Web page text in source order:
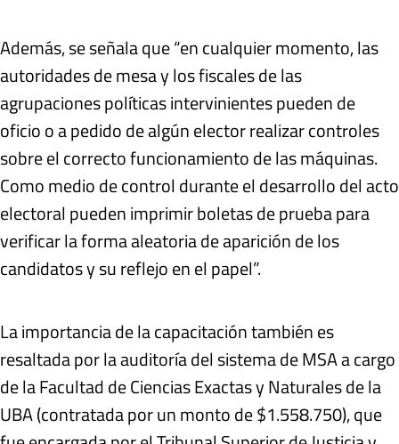
Además, se señala que “en cualquier momento, las
autoridades de mesa y los fiscales de las
agrupaciones políticas intervinientes pueden de
oficio o a pedido de algún elector realizar controles
sobre el correcto funcionamiento de las máquinas.
Como medio de control durante el desarrollo del acto
electoral pueden imprimir boletas de prueba para
verificar la forma aleatoria de aparición de los
candidatos y su reflejo en el papel”.
La importancia de la capacitación también es
resaltada por la auditoría del sistema de MSA a cargo
de la Facultad de Ciencias Exactas y Naturales de la
UBA (contratada por un monto de $1.558.750), que